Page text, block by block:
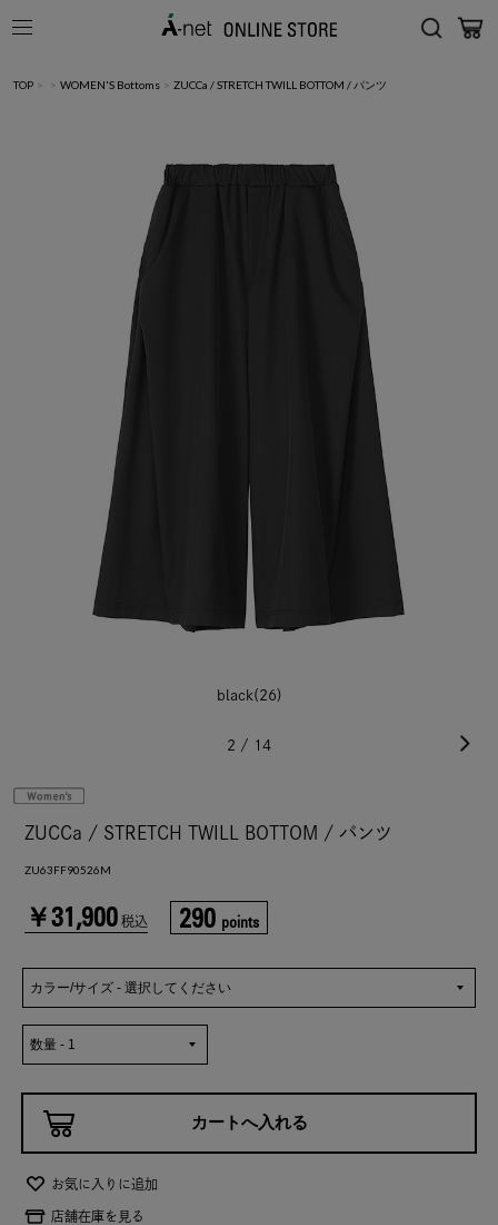
TOP > > WOMEN'S Bottoms > ZUCCa / STRETCH TWILL BOTTOM / パンツ
black(26)
2 / 14
ZUCCa / STRETCH TWILL BOTTOM / パンツ
ZU63FF90526M
￥31,900 税込 290 points
お気に入りに追加
店舗在庫を見る